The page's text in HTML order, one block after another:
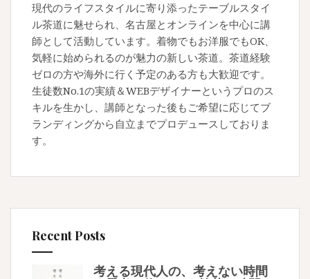
現代のライフスタイルに寄り添ったテーブルスタイ
ル茶道に魅せられ、名古屋とオンラインを中心に講
師として活動しています。着物でもお洋服でもOK、
気軽に始められるのが魅力の新しい茶道。茶道経験
ゼロの方や海外に行く予定のある方も大歓迎です。
生徒数No.1の実績＆WEBデザイナーというプロのス
キルを生かし、講師となった後もご希望に応じてブ
ランディングから自立までプロデュースしておりま
す。
Recent Posts
考える現代人の、考えない時間